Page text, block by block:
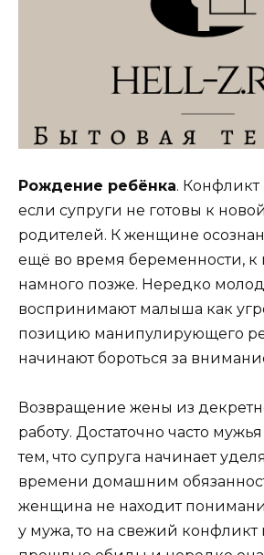
Рождение ребёнка.
если супруги не готовы к
родителей. К женщине
ещё во время беременности,
намного позже. Нередко
воспринимают малыша как
позицию манипулирующего
начинают бороться за
Возвращение жены из
работу. Достаточно часто
тем, что супруга начинает
времени домашним
женщина не находит
у мужа, то на свежий конфликт